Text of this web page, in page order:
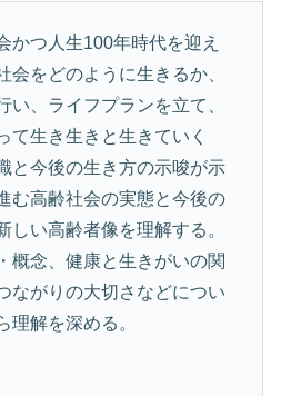
かつ人生100年時代を迎え
会をどのように生きるか、
い、ライフプランを立て、
て生き生きと生きていく
と今後の生き方の示唆が示
む高齢社会の実態と今後の
しい高齢者像を理解する。
概念、健康と生きがいの関
ながりの大切さなどについ
理解を深める。